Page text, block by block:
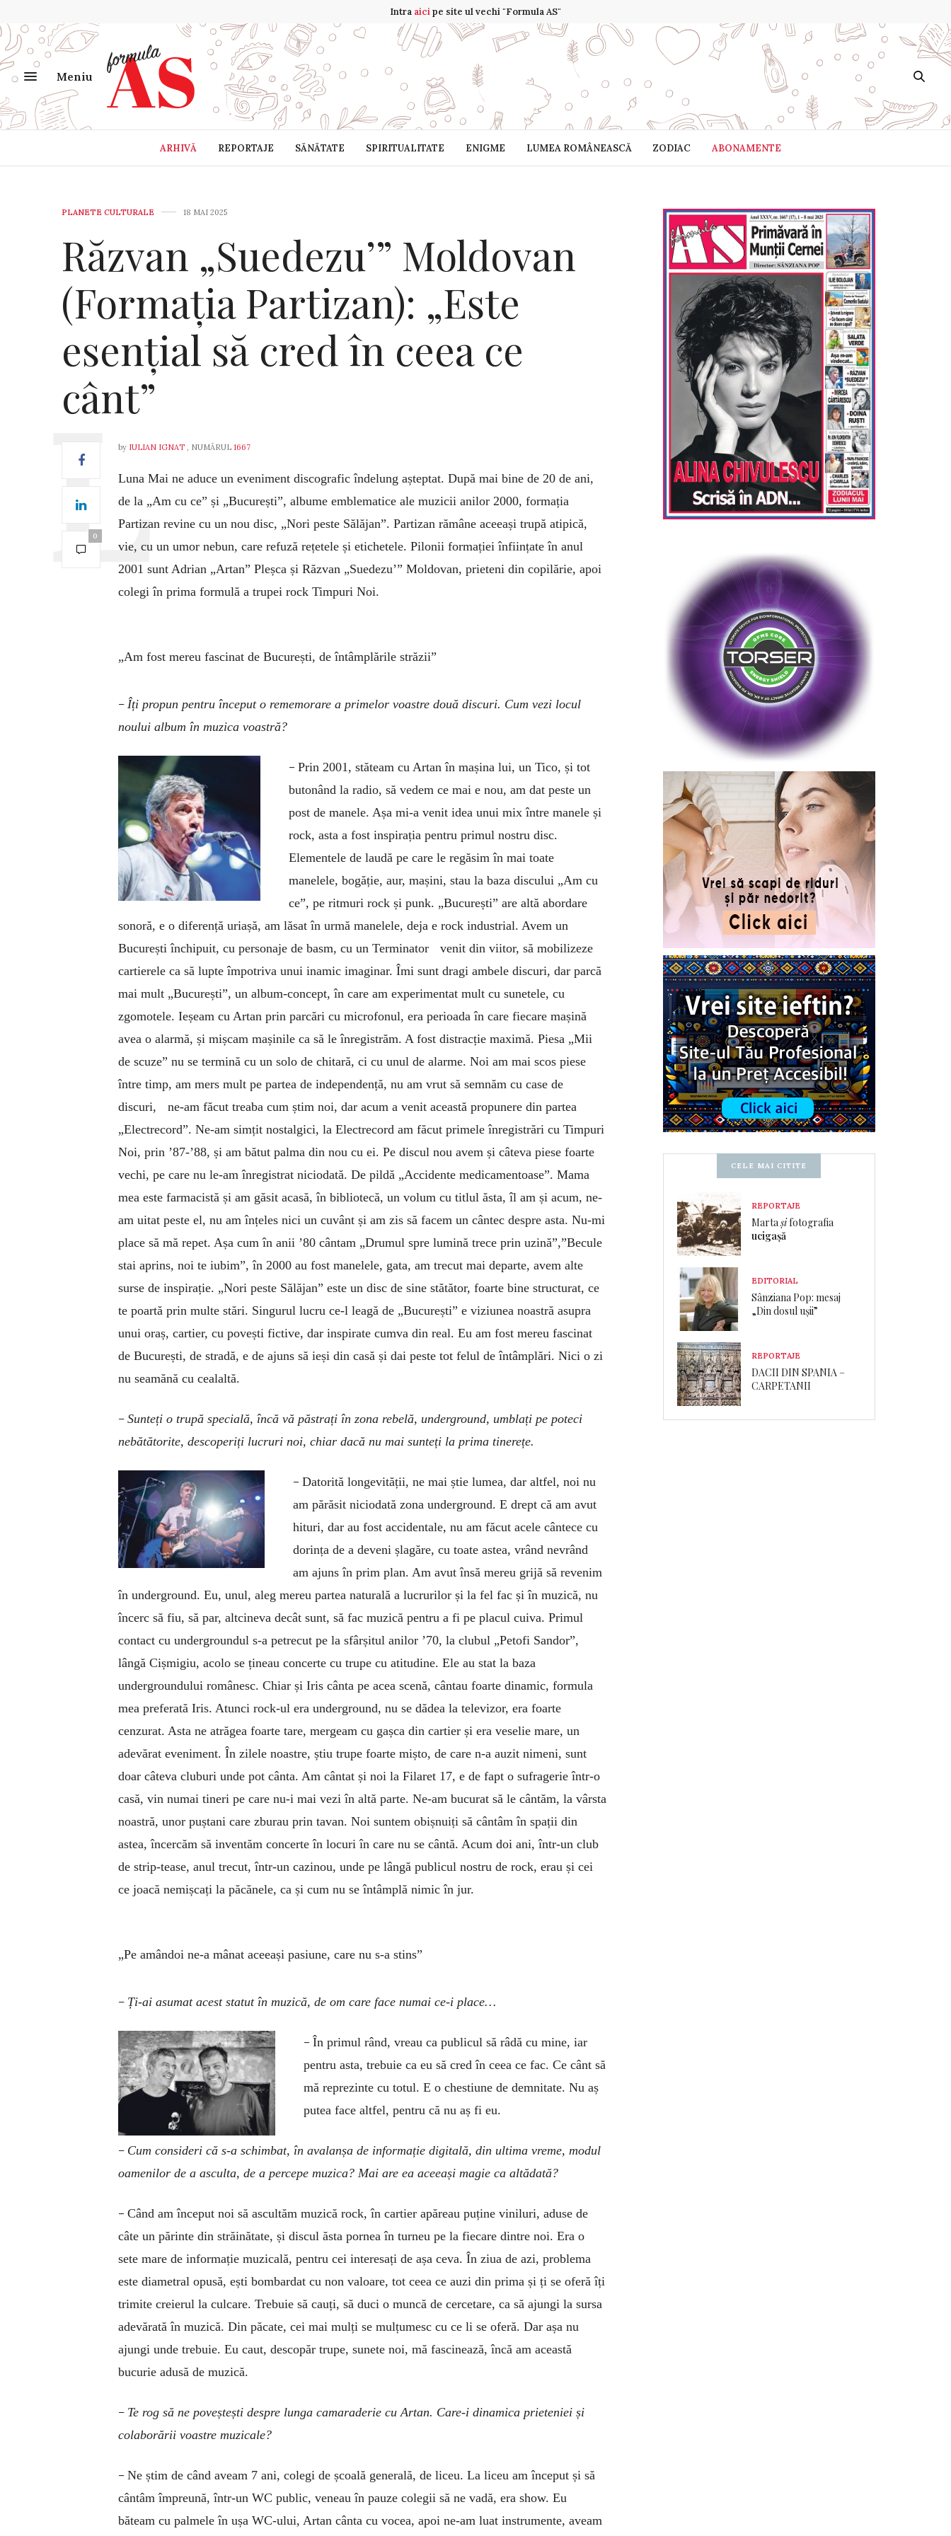
Intra aicipe site ul vechi "Formula AS"
Meniu
ARHIVĂ REPORTAJE SĂNĂTATE SPIRITUALITATE ENIGME LUMEA ROMÂNEASCĂ ZODIAC ABONAMENTE
PLANETE CULTURALE 18 MAI 2025
Răzvan „Suedezu’” Moldovan
(Formația Partizan): „Este
esențial să cred în ceea ce
cânt”
0
by IULIAN IGNAT , NUMĂRUL 1667
Luna Mai ne aduce un eveniment discografic îndelung așteptat. După mai bine de 20 de ani,
de la „Am cu ce” și „București”, albume emblematice ale muzicii anilor 2000, formația
Partizan revine cu un nou disc, „Nori peste Sălăjan”. Partizan rămâne aceeași trupă atipică,
vie, cu un umor nebun, care refuză rețetele și etichetele. Pilonii formației înființate în anul
2001 sunt Adrian „Artan” Pleșca și Răzvan „Suedezu’” Moldovan, prieteni din copilărie, apoi
colegi în prima formulă a trupei rock Timpuri Noi.
„Am fost mereu fascinat de București, de întâmplările străzii”
– Îți propun pentru început o rememorare a primelor voastre două discuri. Cum vezi locul
noului album în muzica voastră?
– Prin 2001, stăteam cu Artan în mașina lui, un Tico, și tot
butonând la radio, să vedem ce mai e nou, am dat peste un
post de manele. Așa mi-a venit idea unui mix între manele și
rock, asta a fost inspirația pentru primul nostru disc.
Elementele de laudă pe care le regăsim în mai toate
manelele, bogăție, aur, mașini, stau la baza discului „Am cu
ce”, pe ritmuri rock și punk. „București” are altă abordare
sonoră, e o diferență uriașă, am lăsat în urmă manelele, deja e rock industrial. Avem un
București închipuit, cu personaje de basm, cu un Terminator venit din viitor, să mobilizeze
cartierele ca să lupte împotriva unui inamic imaginar. Îmi sunt dragi ambele discuri, dar parcă
mai mult „București”, un album-concept, în care am experimentat mult cu sunetele, cu
zgomotele. Ieșeam cu Artan prin parcări cu microfonul, era perioada în care fiecare mașină
avea o alarmă, și mișcam mașinile ca să le înregistrăm. A fost distracție maximă. Piesa „Mii
de scuze” nu se termină cu un solo de chitară, ci cu unul de alarme. Noi am mai scos piese
între timp, am mers mult pe partea de independență, nu am vrut să semnăm cu case de
discuri, ne-am făcut treaba cum știm noi, dar acum a venit această propunere din partea
„Electrecord”. Ne-am simțit nostalgici, la Electrecord am făcut primele înregistrări cu Timpuri
Noi, prin ’87-’88, și am bătut palma din nou cu ei. Pe discul nou avem și câteva piese foarte
vechi, pe care nu le-am înregistrat niciodată. De pildă „Accidente medicamentoase”. Mama
mea este farmacistă și am găsit acasă, în bibliotecă, un volum cu titlul ăsta, îl am și acum, ne-
am uitat peste el, nu am înțeles nici un cuvânt și am zis să facem un cântec despre asta. Nu-mi
place să mă repet. Așa cum în anii ’80 cântam „Drumul spre lumină trece prin uzină”,”Becule
stai aprins, noi te iubim”, în 2000 au fost manelele, gata, am trecut mai departe, avem alte
surse de inspirație. „Nori peste Sălăjan” este un disc de sine stătător, foarte bine structurat, ce
te poartă prin multe stări. Singurul lucru ce-l leagă de „București” e viziunea noastră asupra
unui oraș, cartier, cu povești fictive, dar inspirate cumva din real. Eu am fost mereu fascinat
de București, de stradă, e de ajuns să ieși din casă și dai peste tot felul de întâmplări. Nici o zi
nu seamănă cu cealaltă.
– Sunteți o trupă specială, încă vă păstrați în zona rebelă, underground, umblați pe poteci
nebătătorite, descoperiți lucruri noi, chiar dacă nu mai sunteți la prima tinerețe.
– Datorită longevității, ne mai știe lumea, dar altfel, noi nu
am părăsit niciodată zona underground. E drept că am avut
hituri, dar au fost accidentale, nu am făcut acele cântece cu
dorința de a deveni șlagăre, cu toate astea, vrând nevrând
am ajuns în prim plan. Am avut însă mereu grijă să revenim
în underground. Eu, unul, aleg mereu partea naturală a lucrurilor și la fel fac și în muzică, nu
încerc să fiu, să par, altcineva decât sunt, să fac muzică pentru a fi pe placul cuiva. Primul
contact cu undergroundul s-a petrecut pe la sfârșitul anilor ’70, la clubul „Petofi Sandor”,
lângă Cișmigiu, acolo se țineau concerte cu trupe cu atitudine. Ele au stat la baza
undergroundului românesc. Chiar și Iris cânta pe acea scenă, cântau foarte dinamic, formula
mea preferată Iris. Atunci rock-ul era underground, nu se dădea la televizor, era foarte
cenzurat. Asta ne atrăgea foarte tare, mergeam cu gașca din cartier și era veselie mare, un
adevărat eveniment. În zilele noastre, știu trupe foarte mișto, de care n-a auzit nimeni, sunt
doar câteva cluburi unde pot cânta. Am cântat și noi la Filaret 17, e de fapt o sufragerie într-o
casă, vin numai tineri pe care nu-i mai vezi în altă parte. Ne-am bucurat să le cântăm, la vârsta
noastră, unor puștani care zburau prin tavan. Noi suntem obișnuiți să cântâm în spații din
astea, încercăm să inventăm concerte în locuri în care nu se cântă. Acum doi ani, într-un club
de strip-tease, anul trecut, într-un cazinou, unde pe lângă publicul nostru de rock, erau și cei
ce joacă nemișcați la păcănele, ca și cum nu se întâmplă nimic în jur.
„Pe amândoi ne-a mânat aceeași pasiune, care nu s-a stins”
– Ți-ai asumat acest statut în muzică, de om care face numai ce-i place…
– În primul rând, vreau ca publicul să râdă cu mine, iar
pentru asta, trebuie ca eu să cred în ceea ce fac. Ce cânt să
mă reprezinte cu totul. E o chestiune de demnitate. Nu aș
putea face altfel, pentru că nu aș fi eu.
– Cum consideri că s-a schimbat, în avalanșa de informație digitală, din ultima vreme, modul
oamenilor de a asculta, de a percepe muzica? Mai are ea aceeași magie ca altădată?
– Când am început noi să ascultăm muzică rock, în cartier apăreau puține viniluri, aduse de
câte un părinte din străinătate, și discul ăsta pornea în turneu pe la fiecare dintre noi. Era o
sete mare de informație muzicală, pentru cei interesați de așa ceva. În ziua de azi, problema
este diametral opusă, ești bombardat cu non valoare, tot ceea ce auzi din prima și ți se oferă îți
trimite creierul la culcare. Trebuie să cauți, să duci o muncă de cercetare, ca să ajungi la sursa
adevărată în muzică. Din păcate, cei mai mulți se mulțumesc cu ce li se oferă. Dar așa nu
ajungi unde trebuie. Eu caut, descopăr trupe, sunete noi, mă fascinează, încă am această
bucurie adusă de muzică.
– Te rog să ne poveștești despre lunga camaraderie cu Artan. Care-i dinamica prieteniei și
colaborării voastre muzicale?
– Ne știm de când aveam 7 ani, colegi de școală generală, de liceu. La liceu am început și să
cântâm împreună, într-un WC public, veneau în pauze colegii să ne vadă, era show. Eu
băteam cu palmele în ușa WC-ului, Artan cânta cu vocea, apoi ne-am luat instrumente, aveam
CELE MAI CITITE
REPORTAJE
Martașifotografia
ucigașă
EDITORIAL
Sânziana Pop: mesaj
„Din dosul ușii”
REPORTAJE
DACII DIN SPANIA –
CARPETANII